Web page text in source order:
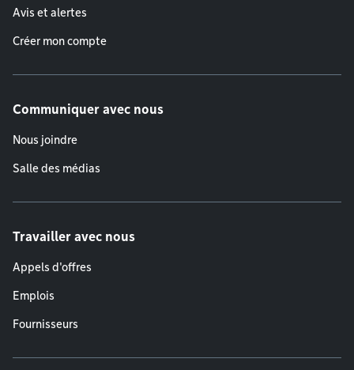
Avis et alertes
Créer mon compte
Communiquer avec nous
Nous joindre
Salle des médias
Travailler avec nous
Appels d'offres
Emplois
Fournisseurs